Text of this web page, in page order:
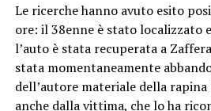
Le ricerche hanno avuto esito
ore: il 38enne è stato localizzato
l’auto è stata recuperata a
stata momentaneamente
dell’autore materiale della
anche dalla vittima, che lo ha